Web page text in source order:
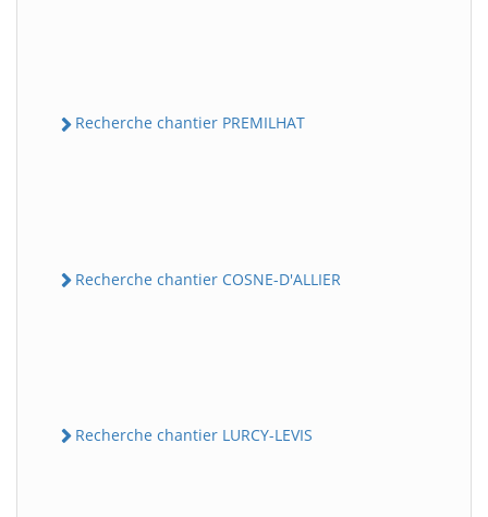
Recherche chantier PREMILHAT
Recherche chantier COSNE-D'ALLIER
Recherche chantier LURCY-LEVIS